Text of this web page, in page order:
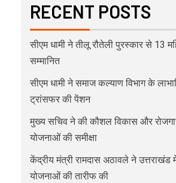
RECENT POSTS
सीएम धामी ने तीलू रौतेली पुरस्कार से 13
सम्मानित
सीएम धामी ने समाज कल्याण विभाग के
ट्रांसफर की पेंशन
मुख्य सचिव ने की कौशल विकास और
योजनाओं की समीक्षा
केंद्रीय मंत्री रामदास अठावले ने उत्तराखंड
योजनाओं की तारीफ की